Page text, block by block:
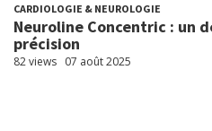
CARDIOLOGIE & NEUROLOGIE
Neuroline Concentric : un
précision
82 views 07 août 2025